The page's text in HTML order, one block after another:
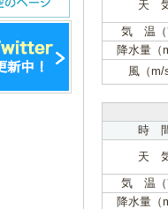
天
気 温
降水量（
風（m/
時
天
気 温
降水量（